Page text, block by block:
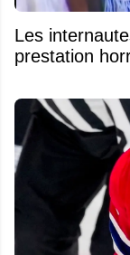
Les
prestation